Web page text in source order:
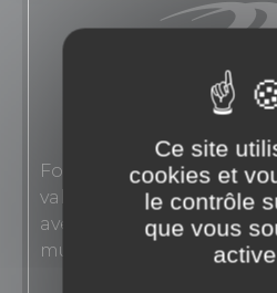
Fondée en 1863,
valeurs authentiques de
avec des carreaux en
murs.
Ce site
cookies et
le contrôle
que vous